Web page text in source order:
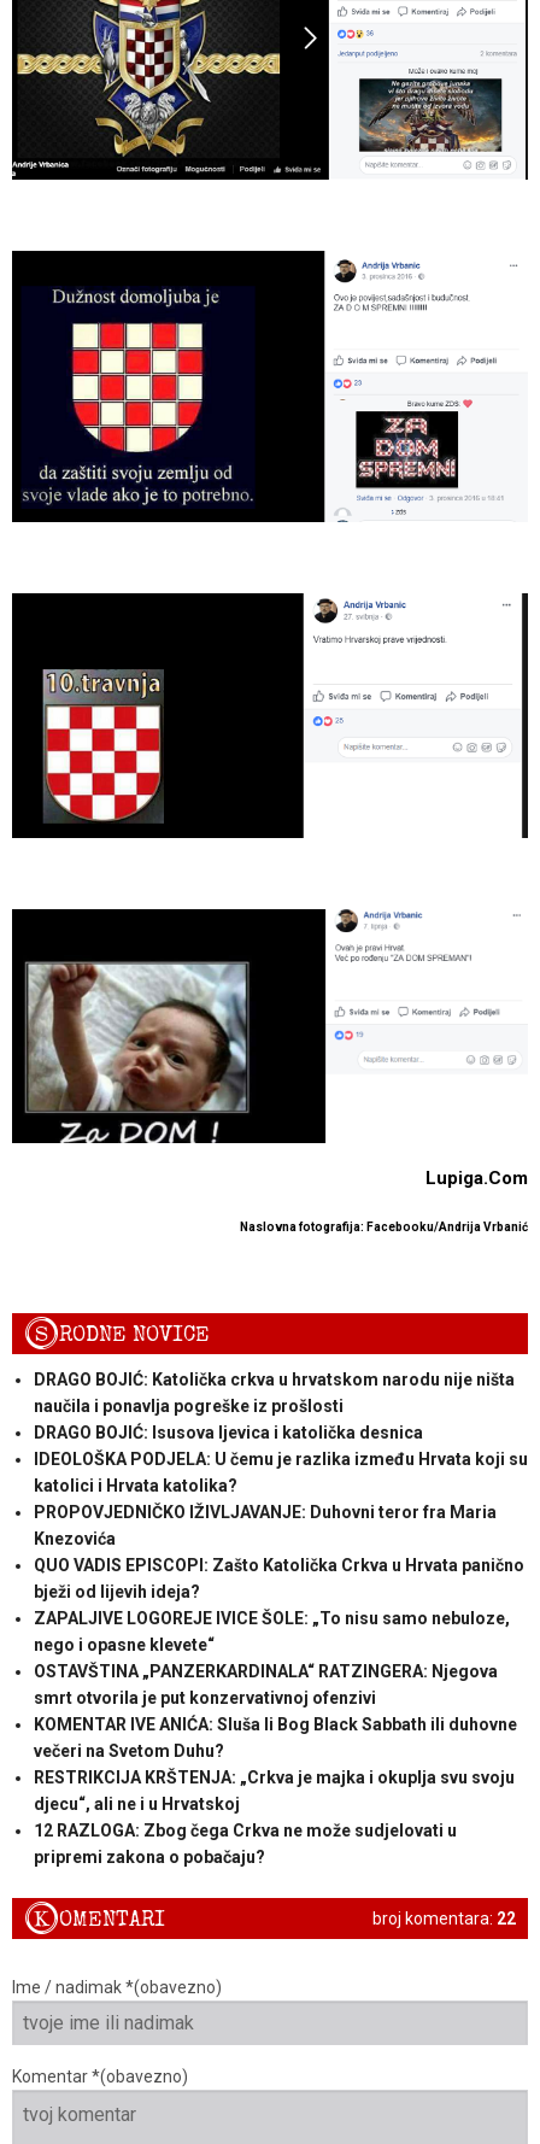
Lupiga.Com
Naslovna fotografija: Facebooku/Andrija Vrbanić
SRODNE NOVICE
DRAGO BOJIĆ: Katolička crkva u hrvatskom narodu nije ništa
naučila i ponavlja pogreške iz prošlosti
DRAGO BOJIĆ: ​Isusova ljevica i katolička desnica
IDEOLOŠKA PODJELA: U čemu je razlika između Hrvata koji su
katolici i Hrvata katolika?
PROPOVJEDNIČKO IŽIVLJAVANJE: Duhovni teror fra Maria
Knezovića
QUO VADIS EPISCOPI: Zašto Katolička Crkva u Hrvata panično
bježi od lijevih ideja?
ZAPALJIVE LOGOREJE IVICE ŠOLE: „To nisu samo nebuloze,
nego i opasne klevete“
OSTAVŠTINA „PANZERKARDINALA“ RATZINGERA: Njegova
smrt otvorila je put konzervativnoj ofenzivi
KOMENTAR IVE ANIĆA: Sluša li Bog Black Sabbath ili duhovne
večeri na Svetom Duhu?
RESTRIKCIJA KRŠTENJA: „Crkva je majka i okuplja svu svoju
djecu“, ali ne i u Hrvatskoj
12 RAZLOGA: Zbog čega Crkva ne može sudjelovati u
pripremi zakona o pobačaju?
broj komentara: 22
KOMENTARI
Ime / nadimak *(obavezno)
Komentar *(obavezno)